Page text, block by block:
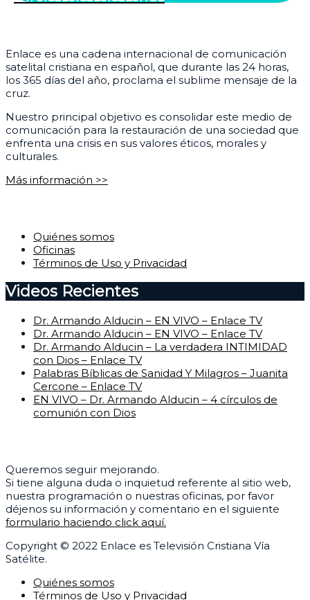
Enlace es una cadena internacional de comunicación
satelital cristiana en español, que durante las 24 horas,
los 365 días del año, proclama el sublime mensaje de la
cruz.
Nuestro principal objetivo es consolidar este medio de
comunicación para la restauración de una sociedad que
enfrenta una crisis en sus valores éticos, morales y
culturales.
Más información >>
Quiénes somos
Oficinas
Términos de Uso y Privacidad
Videos Recientes
Dr. Armando Alducin – EN VIVO – Enlace TV
Dr. Armando Alducin – EN VIVO – Enlace TV
Dr. Armando Alducin – La verdadera INTIMIDAD
con Dios – Enlace TV
Palabras Bíblicas de Sanidad Y Milagros – Juanita
Cercone – Enlace TV
EN VIVO – Dr. Armando Alducin – 4 círculos de
comunión con Dios
Queremos seguir mejorando.
Si tiene alguna duda o inquietud referente al sitio web,
nuestra programación o nuestras oficinas, por favor
déjenos su información y comentario en el siguiente
formulario haciendo click aquí.
Copyright © 2022 Enlace es Televisión Cristiana Vía
Satélite.
Quiénes somos
Términos de Uso y Privacidad